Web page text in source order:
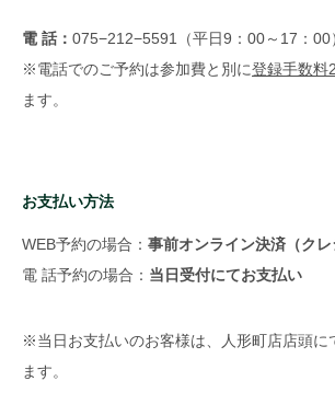
電 話： 075−212−5591（平日9：00～17：00
※電話でのご予約は参加費と別に登録手数料
ます。
お支払い方法
WEB予約の場合： 事前オンライン決済（クレ
電 話予約の場合： 当日受付にてお支払い
※当日お支払いのお客様は、人形町店店頭に
ます。